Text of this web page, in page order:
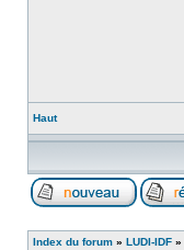
Haut
Index du forum » LUDI-IDF »